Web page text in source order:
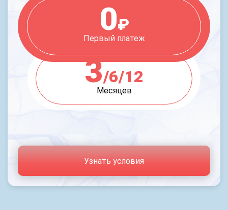
0₽
Первый платеж
3/6/12
Месяцев
Узнать условия